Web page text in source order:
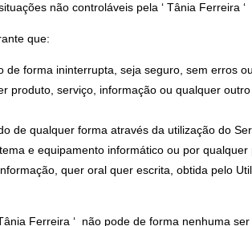
não controláveis pela ‘ Tânia
que:
de forma ininterrupta, seja seguro, sem erros
produto, serviço, informação ou qualquer
de qualquer forma através da utilização do
e equipamento informático ou por
quer oral quer escrita, obtida pelo
Ferreira ‘ não pode de forma nenhuma